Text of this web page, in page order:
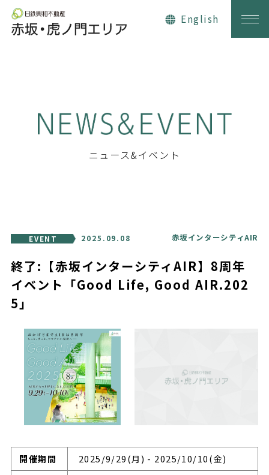
日鉄興和不動産 赤坂・虎ノ門エ
English
ニュース&イベント
EVENT 2025.09.08 赤坂インターシティAIR
終了:【赤坂インターシティAIR】8周年
イベント「Good Life, Good AIR.202
5」
開催期間
2025/9/29(月) - 2025/10/10(金)